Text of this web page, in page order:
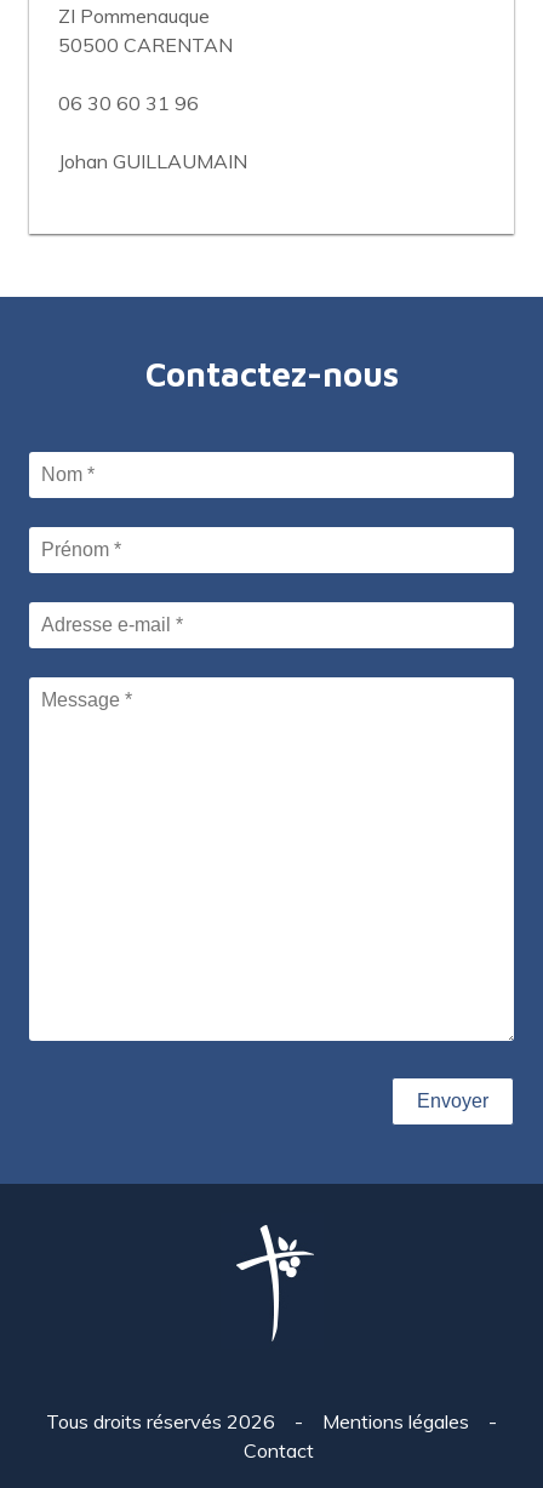
ZI Pommenauque
50500 CARENTAN
06 30 60 31 96
Johan GUILLAUMAIN
Contactez-nous
Tous droits réservés 2026 - Mentions légales
-
Contact